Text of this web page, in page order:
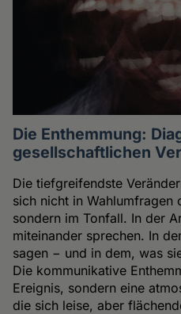
Die Enthemmung:
gesellschaftlichen
Die tiefgreifendste
sich nicht in Wahlumfragen
sondern im Tonfall. In der
miteinander sprechen. In
sagen − und in dem, was
Die kommunikative
Ereignis, sondern eine
die sich leise, aber